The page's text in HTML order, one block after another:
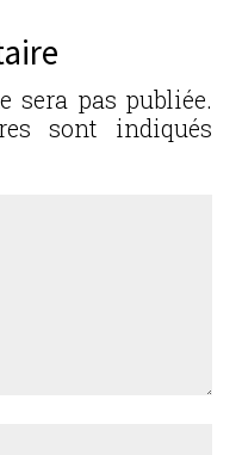
sera pas publiée.
sont indiqués